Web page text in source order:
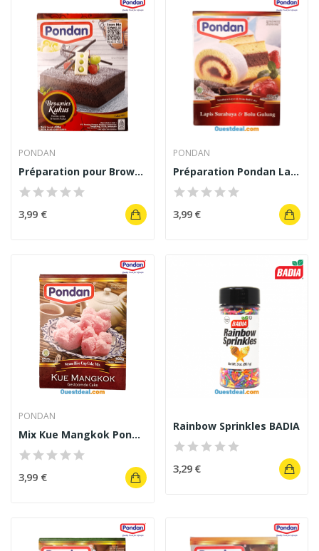
PONDAN
Préparation pour Brownies kukus Vapeur 400 g
3,99 €
PONDAN
Préparation Pondan Lapis Surabaya & Bolu Gulung...
3,99 €
PONDAN
Mix Kue Mangkok Pondan Gâteau à la vapeur 400 g
3,99 €
Rainbow Sprinkles BADIA
3,29 €